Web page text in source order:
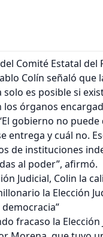
Comité Estatal del
Colín señaló que
es posible si
los órganos
gobierno no
entrega y cuál no.
de instituciones
al poder”, afirmó.
Judicial, Colin la
la Elección
fracaso la Elección